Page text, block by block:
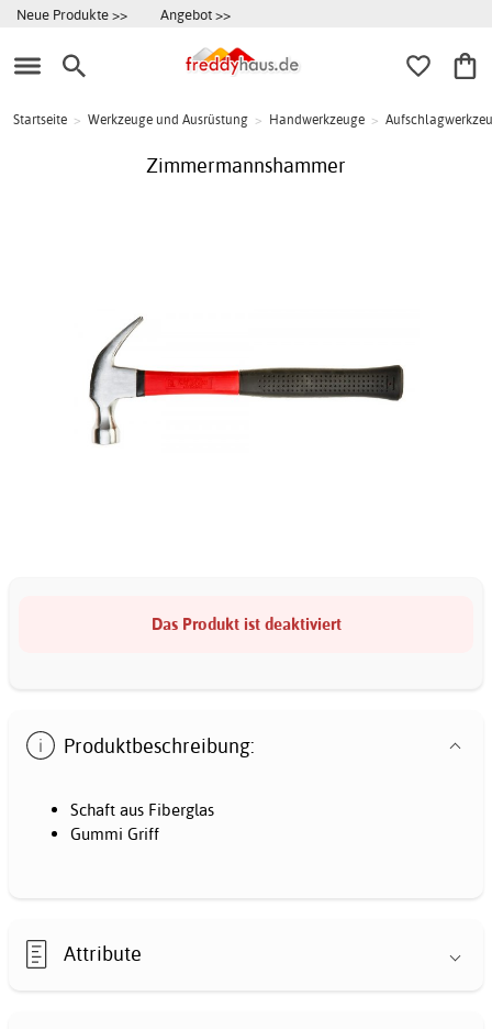
Neue Produkte >> Angebot >>
Startseite > Werkzeuge und Ausrüstung > Handwerkzeuge >
Zimmermannshammer
Das Produkt ist deaktiviert
Produktbeschreibung:
Schaft aus Fiberglas
Gummi Griff
Attribute